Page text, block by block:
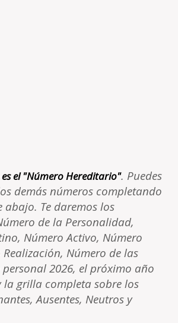
el "Número Hereditario". Puedes
demás números completando
Te daremos los
de la Personalidad,
Número Activo, Número
Número de las
2026, el próximo año
la grilla completa sobre los
Ausentes, Neutros y